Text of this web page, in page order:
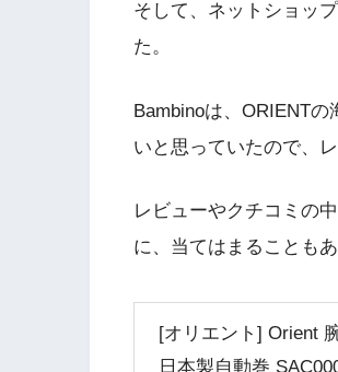
そして、ネットショッ
た。
Bambinoは、ORIENT
いと思っていたので、
レビューやクチコミの
に、当てはまることも
[オリエント] Orient
日本製自動巻